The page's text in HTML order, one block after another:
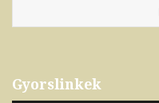
Gyorslinkek